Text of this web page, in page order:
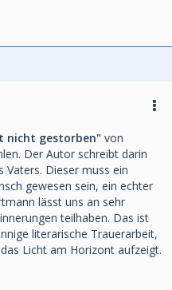
nicht gestorben" von
Der Autor schreibt darin
Vaters. Dieser muss ein
gewesen sein, ein echter
lässt uns an sehr
teilhaben. Das ist
literarische Trauerarbeit,
Licht am Horizont aufzeigt.